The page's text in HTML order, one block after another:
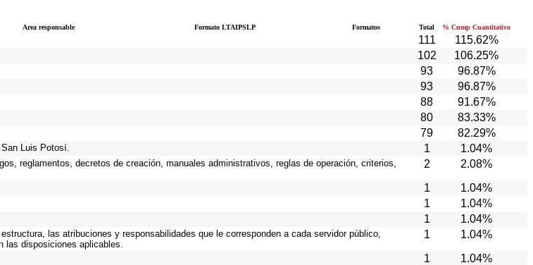
Area responsable Formato LTAIPSLP Formatos Total % Cump Cuantitativo
111 115.62%
102 106.25%
93 96.87%
93 96.87%
88 91.67%
80 83.33%
79 82.29%
Luis Potosí. 1 1.04%
reglamentos, decretos de creación, manuales administrativos, reglas de operación, criterios,
2 2.08%
1 1.04%
1 1.04%
1 1.04%
las atribuciones y responsabilidades que le corresponden a cada servidor público,
las disposiciones aplicables.
1 1.04%
1 1.04%